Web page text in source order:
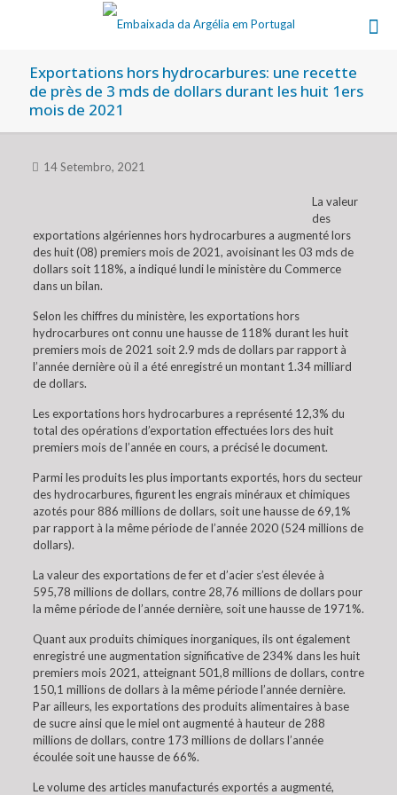
Exportations hors hydrocarbures: une recette
de près de 3 mds de dollars durant les huit 1ers
mois de 2021
14 Setembro, 2021
La valeur
des
exportations algériennes hors hydrocarbures a augmenté lors
des huit (08) premiers mois de 2021, avoisinant les 03 mds de
dollars soit 118%, a indiqué lundi le ministère du Commerce
dans un bilan.
Selon les chiffres du ministère, les exportations hors
hydrocarbures ont connu une hausse de 118% durant les huit
premiers mois de 2021 soit 2.9 mds de dollars par rapport à
l’année dernière où il a été enregistré un montant 1.34 milliard
de dollars.
Les exportations hors hydrocarbures a représenté 12,3% du
total des opérations d’exportation effectuées lors des huit
premiers mois de l’année en cours, a précisé le document.
Parmi les produits les plus importants exportés, hors du secteur
des hydrocarbures, figurent les engrais minéraux et chimiques
azotés pour 886 millions de dollars, soit une hausse de 69,1%
par rapport à la même période de l’année 2020 (524 millions de
dollars).
La valeur des exportations de fer et d’acier s’est élevée à
595,78 millions de dollars, contre 28,76 millions de dollars pour
la même période de l’année dernière, soit une hausse de 1971%.
Quant aux produits chimiques inorganiques, ils ont également
enregistré une augmentation significative de 234% dans les huit
premiers mois 2021, atteignant 501,8 millions de dollars, contre
150,1 millions de dollars à la même période l’année dernière.
Par ailleurs, les exportations des produits alimentaires à base
de sucre ainsi que le miel ont augmenté à hauteur de 288
millions de dollars, contre 173 millions de dollars l’année
écoulée soit une hausse de 66%.
Le volume des articles manufacturés exportés a augmenté,